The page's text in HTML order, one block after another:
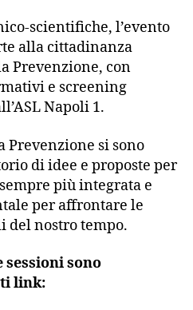
scientifiche, l’evento
alla cittadinanza
Prevenzione, con
e screening
Napoli 1.
Prevenzione si sono
di idee e proposte per
più integrata e
per affrontare le
del nostro tempo.
sono
link: